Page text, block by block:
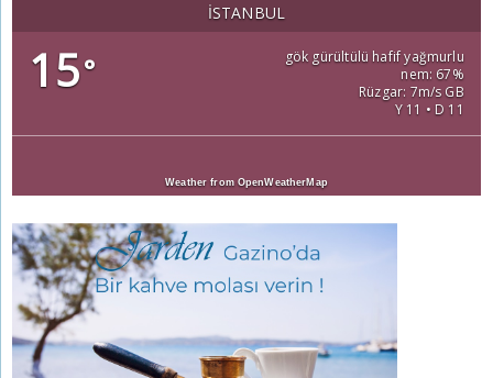
İSTANBUL
15°
gök gürültülü hafif yağmurlu
nem: 67%
Rüzgar: 7m/s GB
Y 11 • D 11
Weather from OpenWeatherMap